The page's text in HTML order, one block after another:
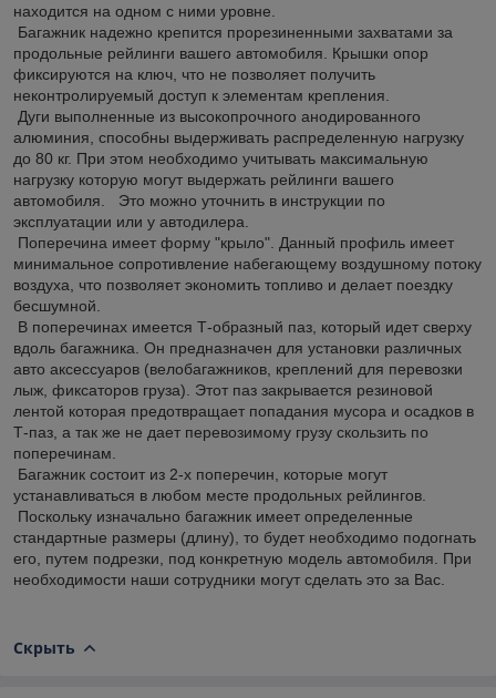
находится на одном с ними уровне.
Багажник надежно крепится прорезиненными захватами за
продольные рейлинги вашего автомобиля. Крышки опор
фиксируются на ключ, что не позволяет получить
неконтролируемый доступ к элементам крепления.
Дуги выполненные из высокопрочного анодированного
алюминия, способны выдерживать распределенную нагрузку
до 80 кг. При этом необходимо учитывать максимальную
нагрузку которую могут выдержать рейлинги вашего
автомобиля. Это можно уточнить в инструкции по
эксплуатации или у автодилера.
Поперечина имеет форму "крыло". Данный профиль имеет
минимальное сопротивление набегающему воздушному потоку
воздуха, что позволяет экономить топливо и делает поездку
бесшумной.
В поперечинах имеется Т-образный паз, который идет сверху
вдоль багажника. Он предназначен для установки различных
авто аксессуаров (велобагажников, креплений для перевозки
лыж, фиксаторов груза). Этот паз закрывается резиновой
лентой которая предотвращает попадания мусора и осадков в
Т-паз, а так же не дает перевозимому грузу скользить по
поперечинам.
Багажник состоит из 2-х поперечин, которые могут
устанавливаться в любом месте продольных рейлингов.
Поскольку изначально багажник имеет определенные
стандартные размеры (длину), то будет необходимо подогнать
его, путем подрезки, под конкретную модель автомобиля. При
необходимости наши сотрудники могут сделать это за Вас.
Скрыть